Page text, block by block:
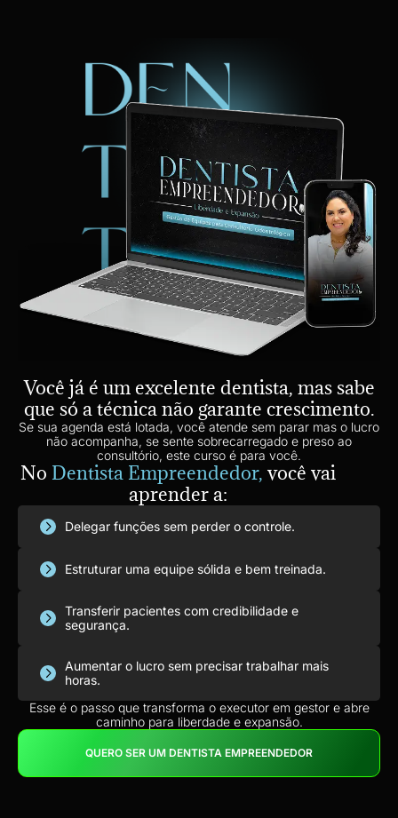
Você já é um excelente dentista, mas sabe
que só a técnica não garante crescimento.
Se sua agenda está lotada, você atende sem parar mas o lucro
não acompanha, se sente sobrecarregado e preso ao
consultório, este curso é para você.
No Dentista Empreendedor, você vai
aprender a:
Delegar funções sem perder o controle.
Estruturar uma equipe sólida e bem treinada.
Transferir pacientes com credibilidade e
segurança.
Aumentar o lucro sem precisar trabalhar mais
horas.
Esse é o passo que transforma o executor em gestor e abre
caminho para liberdade e expansão.
QUERO SER UM DENTISTA EMPREENDEDOR